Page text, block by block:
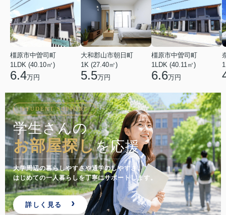
橿原市中曽司町
1LDK (40.10㎡)
6.4万円
大和郡山市朝日町
1K (27.40㎡)
5.5万円
橿原市中曽司町
1LDK (40.11㎡)
6.6万円
ONLINE VIEWING
来店前でも
相談・内見できます
遠方からのお部屋探しや忙しい方にも。
オンライン相談・VR内見でスムーズにご案内します。
問い合わせる